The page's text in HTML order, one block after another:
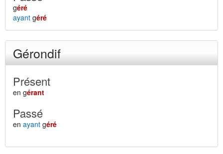
géré
ayant géré
Gérondif
Présent
en gérant
Passé
en ayant géré